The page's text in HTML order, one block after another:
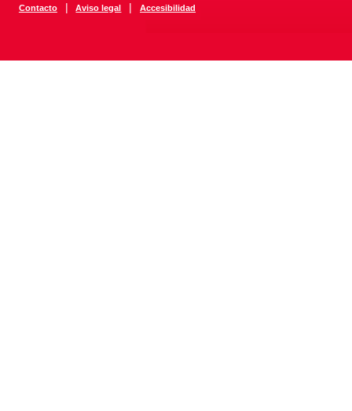
Contacto | Aviso legal | Accesibilidad